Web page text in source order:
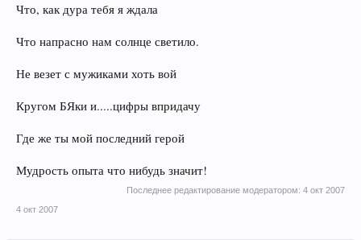
Что, как дура тебя я ждала
Что напрасно нам солнце светило.
Не везет с мужиками хоть вой
Кругом БЯки и.....цифры впридачу
Где же ты мой последний герой
Мудрость опыта что нибудь значит!
Последнее редактирование модератором: 4 окт 2007
4 окт 2007